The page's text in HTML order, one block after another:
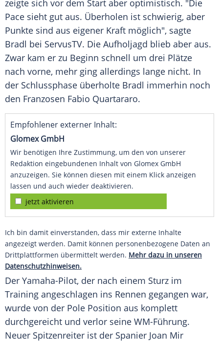
zeigte sich vor dem Start aber optimistisch. "Die
Pace sieht gut aus. Überholen ist schwierig, aber
Punkte sind aus eigener Kraft möglich", sagte
Bradl bei ServusTV. Die Aufholjagd blieb aber aus.
Zwar kam er zu Beginn schnell um drei Plätze
nach vorne, mehr ging allerdings lange nicht. In
der Schlussphase überholte Bradl immerhin noch
den Franzosen Fabio Quartararo.
Empfohlener externer Inhalt:
Glomex GmbH
Wir benötigen Ihre Zustimmung, um den von unserer
Redaktion eingebundenen Inhalt von Glomex GmbH
anzuzeigen. Sie können diesen mit einem Klick anzeigen
lassen und auch wieder deaktivieren.
jetzt aktivieren
Ich bin damit einverstanden, dass mir externe Inhalte
angezeigt werden. Damit können personenbezogene Daten an
Drittplattformen übermittelt werden. Mehr dazu in unseren
Datenschutzhinweisen.
Der Yamaha-Pilot, der nach einem Sturz im
Training angeschlagen ins Rennen gegangen war,
wurde von der Pole Position aus komplett
durchgereicht und verlor seine WM-Führung.
Neuer Spitzenreiter ist der Spanier Joan Mir